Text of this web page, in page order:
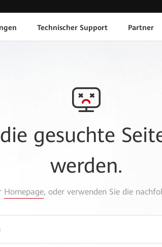
Technischer Support Partner
gesuchte
werden.
Homepage, oder verwenden Sie die